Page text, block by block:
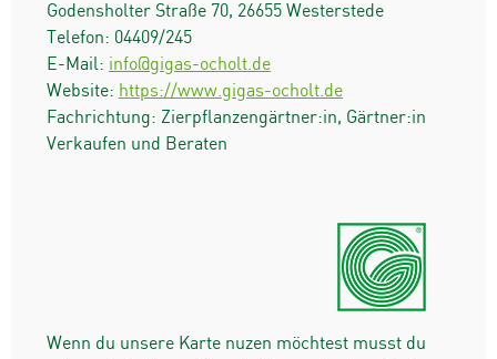
Godensholter Straße 70, 26655 Westerstede
Telefon: 04409/245
E-Mail: info@gigas-ocholt.de
Website: https://www.gigas-ocholt.de
Fachrichtung: Zierpflanzengärtner:in, Gärtner:in
Verkaufen und Beraten
Wenn du unsere Karte nuzen möchtest musst du